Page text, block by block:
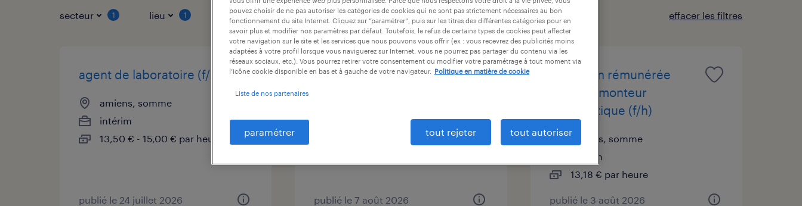
secteur 1 lieu 1 type de contrat durée du contrat niveau d'expérience effacer les filtres
agent de laboratoire (f/h)
amiens, somme
intérim
13,50 € - 15,00 € par heure
publié le 24 juillet 2026
agent de fabrication (f/h)
publié le 7 août 2026
formation rémunérée
ajusteur monteur
aéronautique (f/h)
amiens, somme
intérim
13,18 € par heure
publié le 3 août 2026
pouvez choisir de ne pas autoriser les catégories de cookies qui ne sont pas strictement nécessaires au bon
fonctionnement du site Internet. Cliquez sur “paramétrer”, puis sur les titres des différentes catégories pour en
savoir plus et modifier nos paramètres par défaut. Toutefois, le refus de certains types de cookies peut affecter
votre navigation sur le site et les services que nous pouvons vous offrir (ex : vous recevrez des publicités moins
adaptées à votre profil lorsque vous naviguerez sur Internet, vous ne pourrez pas partager du contenu via les
réseaux sociaux, etc.). Vous pourrez retirer votre consentement ou modifier votre paramétrage à tout moment via
l’icône cookie disponible en bas et à gauche de votre navigateur.
Politique en matière de cookie
Liste de nos partenaires
paramétrer tout rejeter tout autoriser